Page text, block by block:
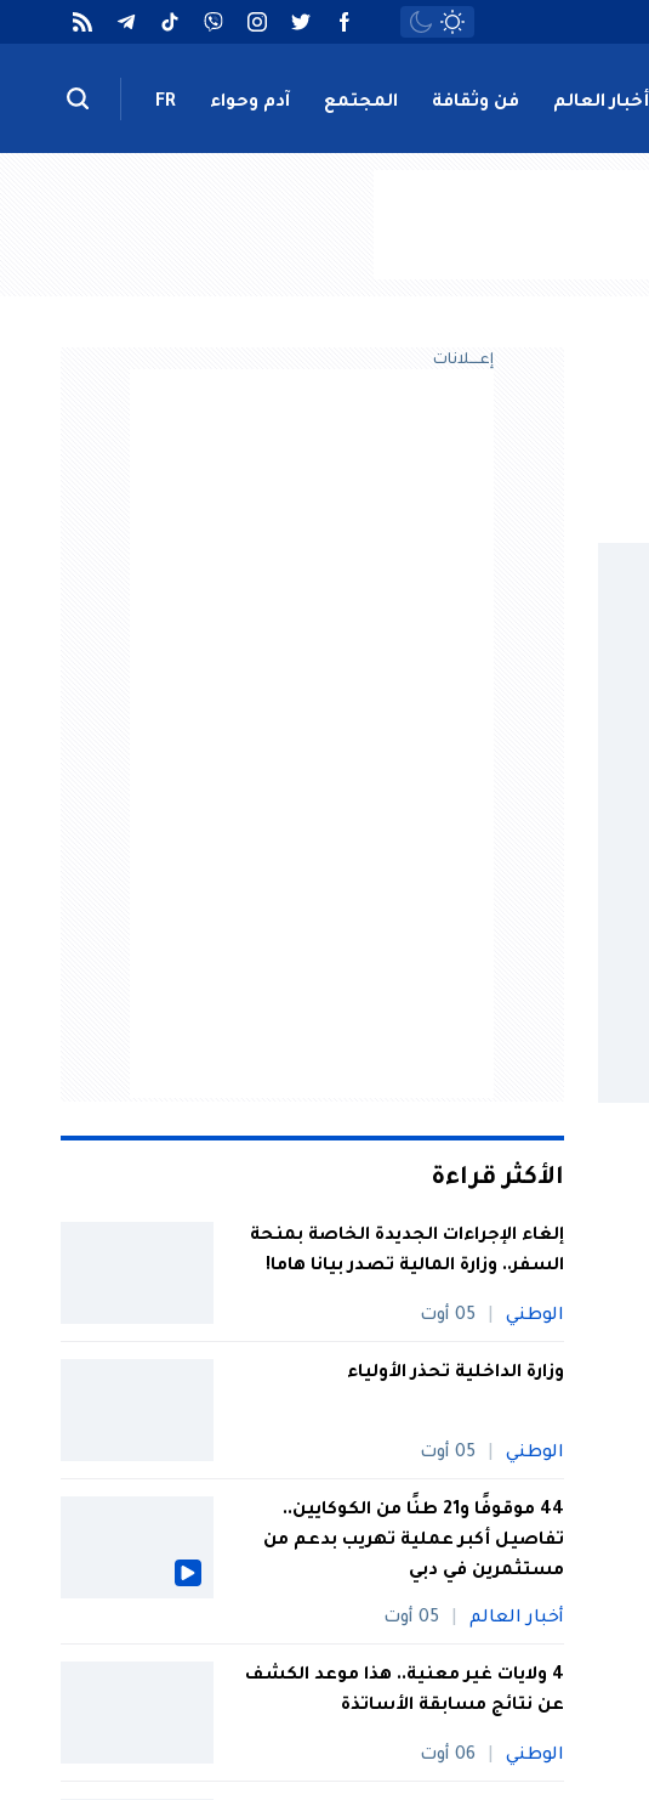
أخبار العالم فن وثقافة المجتمع آدم وحواء FR
إعــــلانات
الأكثر قراءة
إلغاء الإجراءات الجديدة الخاصة بمنحة
السفر.. وزارة المالية تصدر بيانا هاما!
الوطني 05 أوت
وزارة الداخلية تحذر الأولياء
الوطني 05 أوت
44 موقوفًا و21 طنًا من الكوكايين..
تفاصيل أكبر عملية تهريب بدعم من
مستثمرين في دبي
أخبار العالم 05 أوت
4 ولايات غير معنية.. هذا موعد الكشف
عن نتائج مسابقة الأساتذة
الوطني 06 أوت